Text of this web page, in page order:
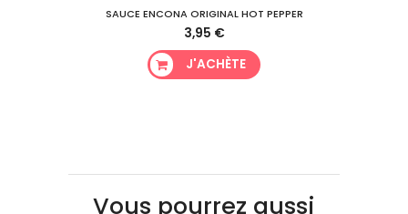
SAUCE ENCONA ORIGINAL HOT PEPPER
3,95 €
J'ACHÈTE
Vous pourrez aussi